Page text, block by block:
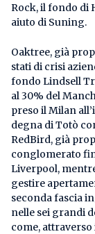
Rock, il fondo di
aiuto di Suning.
Oaktree, già
stati di crisi
fondo Lindsell
al 30% del
preso il Milan
degna di Totò
RedBird, già
conglomerato
Liverpool,
gestire
seconda fascia
nelle sei grandi
come,